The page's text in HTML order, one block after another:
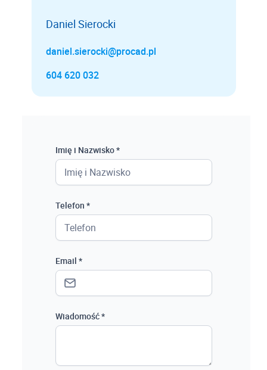
Daniel Sierocki
daniel.sierocki@procad.pl
604 620 032
Imię i Nazwisko *
Telefon *
Email *
Wiadomość *